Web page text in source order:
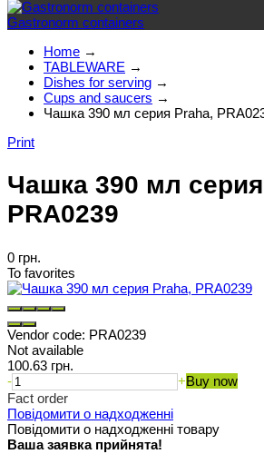
Gastronorm containers
Home →
TABLEWARE →
Dishes for serving →
Cups and saucers →
Чашка 390 мл серия Praha,
Print
Чашка 390 мл
PRA0239
0 грн.
To favorites
Vendor code: PRA0239
Not available
100.63 грн.
-
+Buy now
Fact order
Повідомити о надходженні
Повідомити о надходженні товару
Ваша заявка прийнята!